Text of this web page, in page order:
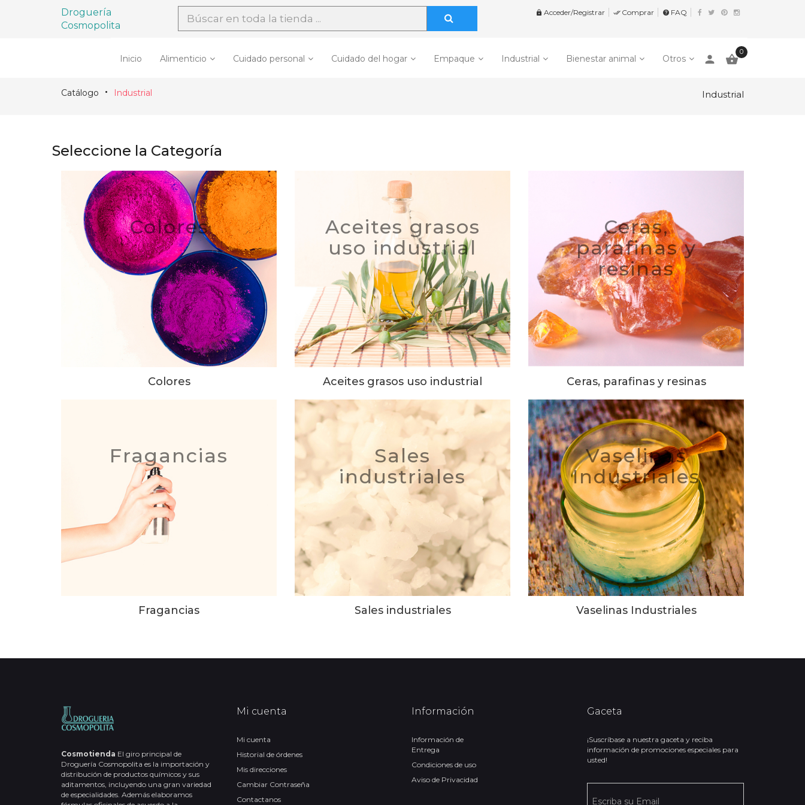
Droguería
Cosmopolita
 Acceder/Registrar  Comprar help FAQ
Inicio Alimenticio Cuidado personal Cuidado del hogar Empaque Industrial Bienestar animal Otros person 
0
Catálogo Industrial Industrial
Seleccione la Categoría
Colores
Colores
Aceites grasos
uso industrial
Aceites grasos uso industrial
Ceras,
parafinas y
resinas
Ceras, parafinas y resinas
Fragancias
Fragancias
Sales
industriales
Sales industriales
Vaselinas
Industriales
Vaselinas Industriales
Cosmotienda El giro principal de
Droguería Cosmopolita es la importación y
distribución de productos químicos y sus
aditamentos, incluyendo una gran variedad
de especialidades. Además elaboramos
Mi cuenta
Mi cuenta
Historial de órdenes
Mis direcciones
Cambiar Contraseña
Contactanos
Información
Información de
Entrega
Condiciones de uso
Aviso de Privacidad
Gaceta
¡Suscríbase a nuestra gaceta y reciba
información de promociones especiales para
usted!